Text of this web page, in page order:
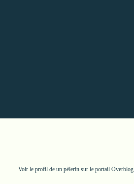
Voir le profil de un pèlerin sur le portail Overblog